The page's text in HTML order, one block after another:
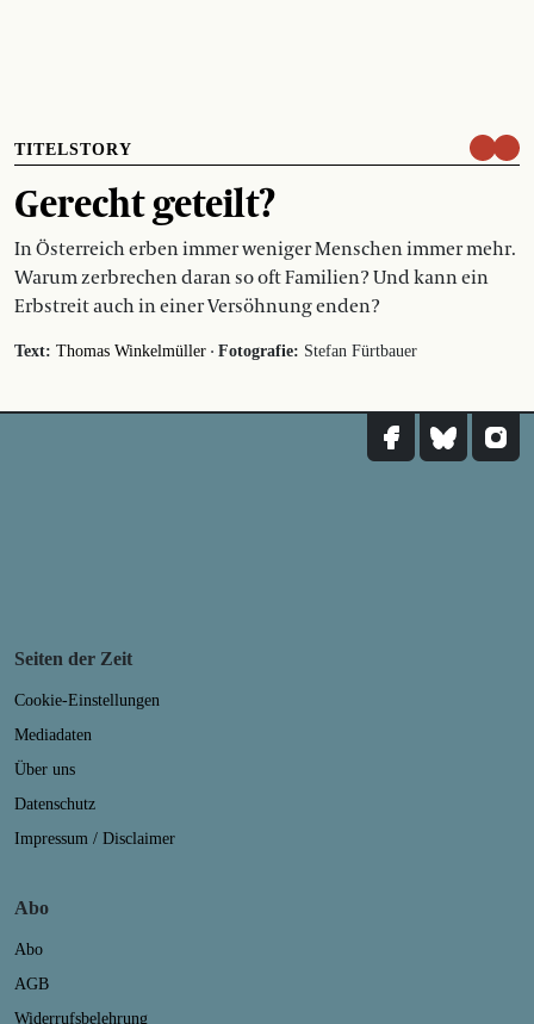
TITELSTORY
Gerecht geteilt?
In Österreich erben immer weniger Menschen immer mehr.
Warum zerbrechen daran so oft Familien? Und kann ein
Erbstreit auch in einer Versöhnung enden?
Text: Thomas Winkelmüller · Fotografie: Stefan Fürtbauer
Seiten der Zeit
Cookie-Einstellungen
Mediadaten
Über uns
Datenschutz
Impressum / Disclaimer
Abo
Abo
AGB
Widerrufsbelehrung